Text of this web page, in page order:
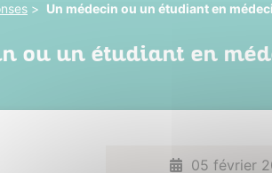
> Un médecin ou un étudiant en
ou un étudiant en
05 février